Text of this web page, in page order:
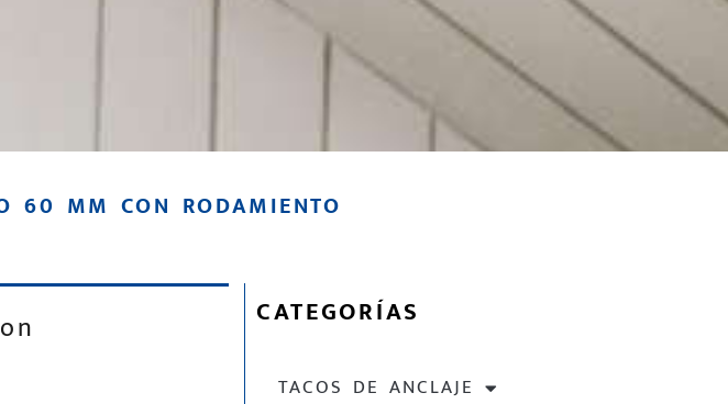
60 MM CON RODAMIENTO
CATEGORÍAS
TACOS DE ANCLAJE